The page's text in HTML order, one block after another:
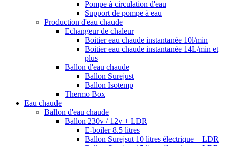
Pompe à circulation d'eau
Support de pompe à eau
Production d'eau chaude
Echangeur de chaleur
Boitier eau chaude instantanée 10l/min
Boitier eau chaude instantanée 14L/min et
plus
Ballon d'eau chaude
Ballon Surejust
Ballon Isotemp
Thermo Box
Eau chaude
Ballon d'eau chaude
Ballon 230v / 12v + LDR
E-boiler 8.5 litres
Ballon Surejsut 10 litres électrique + LDR